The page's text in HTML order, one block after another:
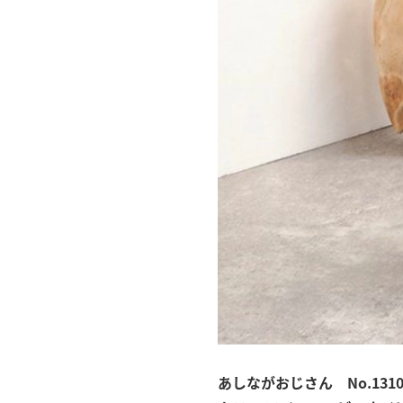
あしながおじさん